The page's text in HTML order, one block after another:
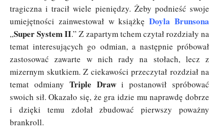
tragiczna i tracił wiele pieniędzy. Żeby podnieść swoje
umiejętności zainwestował w książkęDoyla Brunsona
„Super System II.” Z zapartym tchem czytał rozdziały na
temat interesujących go odmian, a następnie próbował
zastosować zawarte w nich rady na stołach, lecz z
mizernym skutkiem. Z ciekawości przeczytał rozdział na
temat odmiany Triple Drawi postanowił spróbować
swoich sił. Okazało się, że gra idzie mu naprawdę dobrze
i dzięki temu zdołał zbudować pierwszy poważny
brankroll.